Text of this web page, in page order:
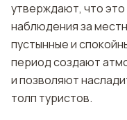
утверждают, что
наблюдения за
пустынные и
период создают
и позволяют
толп туристов.